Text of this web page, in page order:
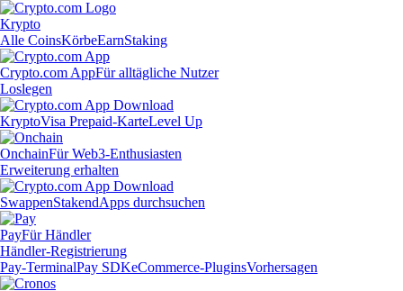
Krypto
Alle CoinsKörbeEarnStaking
Crypto.com AppFür alltägliche Nutzer
Loslegen
KryptoVisa Prepaid-KarteLevel Up
OnchainFür Web3-Enthusiasten
Erweiterung erhalten
SwappenStakendApps durchsuchen
PayFür Händler
Händler-Registrierung
Pay-TerminalPay SDKeCommerce-PluginsVorhersagen